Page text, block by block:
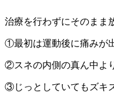
治療を行わずにそのまま
①最初は運動後に痛みが
②スネの内側の真ん中よ
③じっとしていてもズキ